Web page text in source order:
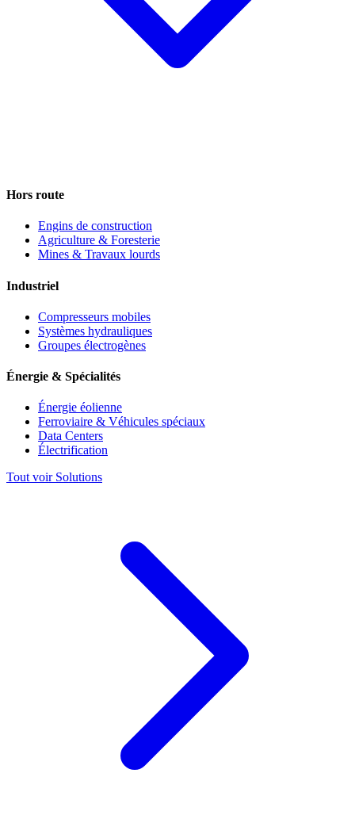
Hors route
Engins de construction
Agriculture & Foresterie
Mines & Travaux lourds
Industriel
Compresseurs mobiles
Systèmes hydrauliques
Groupes électrogènes
Énergie & Spécialités
Énergie éolienne
Ferroviaire & Véhicules spéciaux
Data Centers
Électrification
Tout voir Solutions